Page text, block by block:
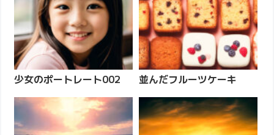
少女のポートレート002 並んだフルーツケーキ